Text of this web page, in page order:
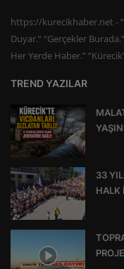
https://kurecikhaber.net -
Duyar.” “Gerçekler
Her Yerde Haber.”
TREND YAZILAR
33
HALK